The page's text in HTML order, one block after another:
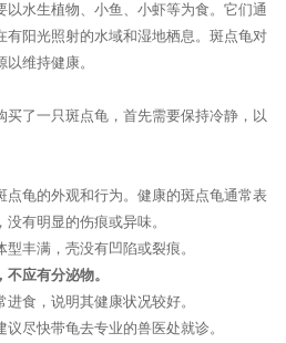
以水生植物、小鱼、小虾等为食。它们通
有阳光照射的水域和湿地栖息。斑点龟对
维持健康。
买了一只斑点龟，首先需要保持冷静，以
点龟的外观和行为。健康的斑点龟通常表
有明显的伤痕或异味。
丰满，壳没有凹陷或裂痕。
应有分泌物。
食，说明其健康状况较好。
尽快带龟去专业的兽医处就诊。